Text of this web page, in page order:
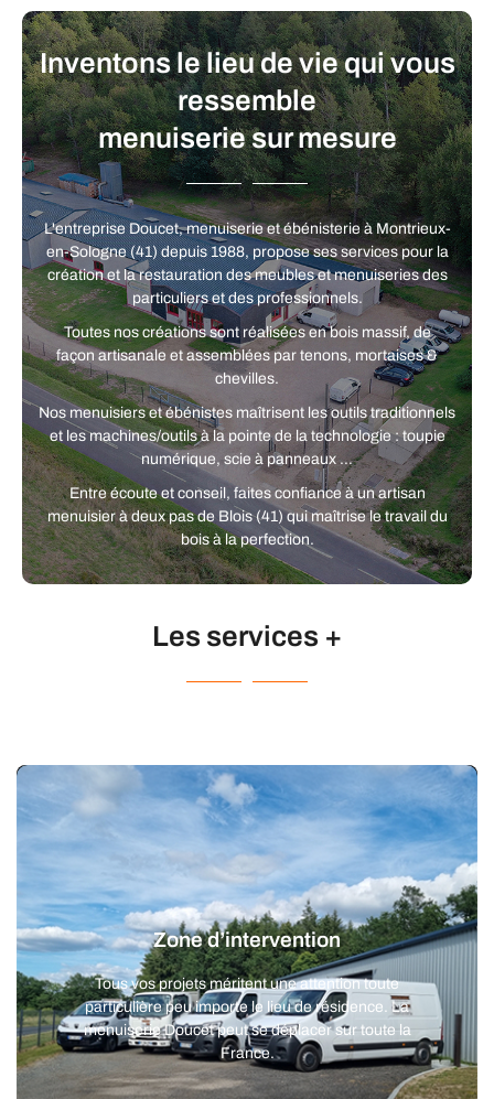
Inventons le lieu de vie qui vous
ressemble
menuiserie sur mesure
L'entreprise Doucet, menuiserie et ébénisterie à Montrieux-
en-Sologne (41) depuis 1988, propose ses services pour la
création et la restauration des meubles et menuiseries des
particuliers et des professionnels.
Toutes nos créations sont réalisées en bois massif, de
façon artisanale et assemblées par tenons, mortaises &
chevilles.
Nos menuisiers et ébénistes maîtrisent les outils traditionnels
et les machines/outils à la pointe de la technologie : toupie
numérique, scie à panneaux …
Entre écoute et conseil, faites confiance à un artisan
menuisier à deux pas de Blois (41) qui maîtrise le travail du
bois à la perfection.
Les services +
Zone d’intervention
Tous vos projets méritent une attention toute
particulière peu importe le lieu de résidence. La
menuiserie Doucet peut se déplacer sur toute la
France.